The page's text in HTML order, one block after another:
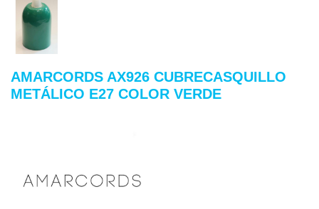
AMARCORDS AX926 CUBRECASQUILLO
METÁLICO E27 COLOR VERDE